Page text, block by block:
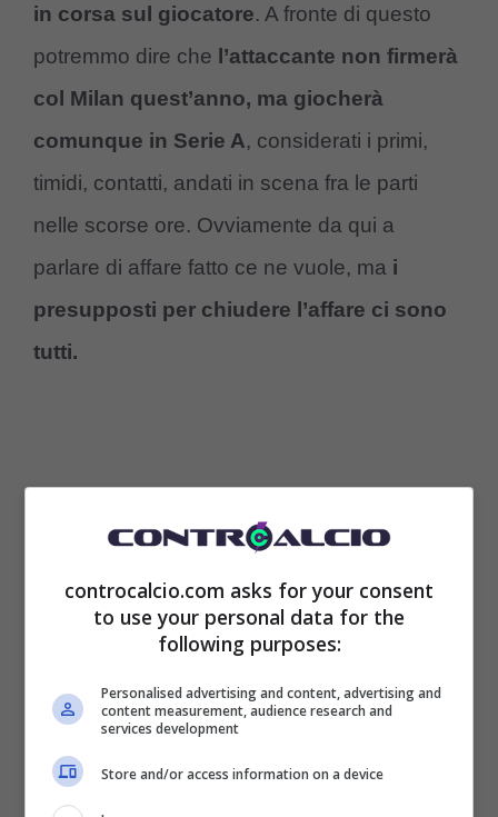
in corsa sul giocatore. A fronte di questo
potremmo dire che l’attaccante non firmerà
col Milan quest’anno, ma giocherà
comunque in Serie A, considerati i primi,
timidi, contatti, andati in scena fra le parti
nelle scorse ore. Ovviamente da qui a
parlare di affare fatto ce ne vuole, ma i
presupposti per chiudere l’affare ci sono
tutti.
Stando dunque a quanto riportato da
L’Equipe
, chiuso il calciomercato
, Lotito
starebbe pensando di regalare a
controcalcio.com asks for your consent
to use your personal data for the
following purposes:
Personalised advertising and content, advertising and
content measurement, audience research and
services development
Store and/or access information on a device